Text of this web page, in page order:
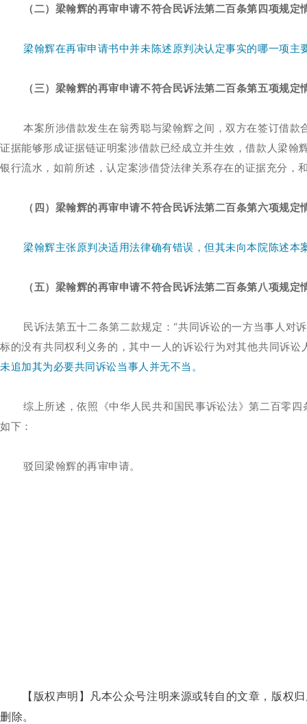
（二）梁翰辉的再审申请不符合民诉法第二百条第四项规定
梁翰辉在再审申请书中并未陈述原判决认定事实的哪一项
（三）梁翰辉的再审申请不符合民诉法第二百条第五项规定
本案所涉借款发生在翁秀聪与梁翰辉之间，双方在签订借
证据能够形成证据链证明案涉借款已经成立并生效，借款人梁
银行流水，如前所述，认定案涉借贷法律关系存在的证据充分
（四）梁翰辉的再审申请不符合民诉法第二百条第六项规定
梁翰辉主张原判决适用法律确有错误，但其未向本院陈述
（五）梁翰辉的再审申请不符合民诉法第二百条第八项规定
民诉法第五十二条第二款规定：“共同诉讼的一方当事人对
标的没有共同权利义务的，其中一人的诉讼行为对其他共同诉讼
未追加其为必要共同诉讼当事人并无不当。
综上所述，依照《中华人民共和国民事诉讼法》第二百零
如下：
驳回梁翰辉的再审申请。
【版权声明】凡本公众号注明来源或转自的文章，版
删除。